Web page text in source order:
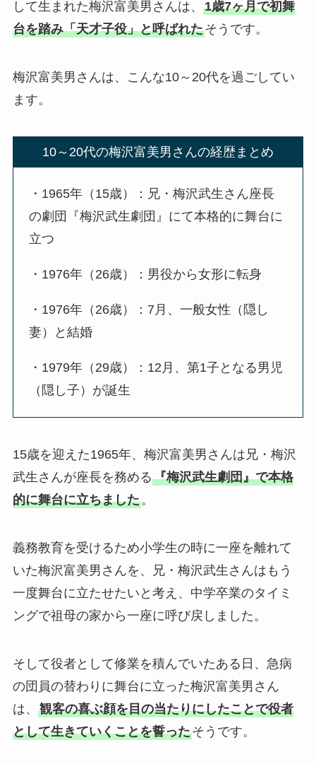
して生まれた梅沢富美男さんは、 1歳7ヶ月で初舞
台を踏み「天才子役」と呼ばれたそうです。
梅沢富美男さんは、こんな10～20代を過ごしてい
ます。
10～20代の梅沢富美男さんの経歴まとめ
・1965年（15歳）：兄・梅沢武生さん座長
の劇団『梅沢武生劇団』にて本格的に舞台に
立つ
・1976年（26歳）：男役から女形に転身
・1976年（26歳）：7月、一般女性（隠し
妻）と結婚
・1979年（29歳）：12月、第1子となる男児
（隠し子）が誕生
15歳を迎えた1965年、梅沢富美男さんは兄・梅沢
武生さんが座長を務める『梅沢武生劇団』で本格
的に舞台に立ちました。
義務教育を受けるため小学生の時に一座を離れて
いた梅沢富美男さんを、兄・梅沢武生さんはもう
一度舞台に立たせたいと考え、中学卒業のタイミ
ングで祖母の家から一座に呼び戻しました。
そして役者として修業を積んでいたある日、急病
の団員の替わりに舞台に立った梅沢富美男さん
は、 観客の喜ぶ顔を目の当たりにしたことで役者
として生きていくことを誓ったそうです。